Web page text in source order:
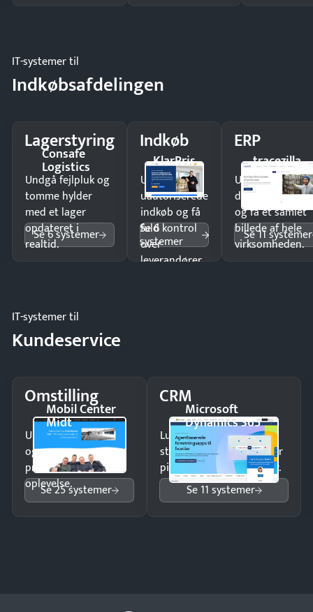
IT-systemer til
Indkøbsafdelingen
Lagerstyring
Consafe
Logistics
Undgå fejlpluk og
tomme hylder
med et lager
opdateret i
realtid.
Se 6 systemer
Indkøb
KlarPris
Undgå
uautoriserede
indkøb og få
fuld kontrol
over
leverandører
Se 6
systemer
ERP
tracezilla
Undgå
og få ét samlet
billede af hele
virksomheden.
Se 11 systemer
IT-systemer til
Kundeservice
Omstilling
Mobil Center
Midt
Undgå tabte opkald
og giv kunderne en
professionel
oplevelse.
Se 25 systemer
CRMMicrosoft
Dynamics 365
Luk flere salg med et
struktureret overblik over
pipeline og opfølgninger.
Se 11 systemer